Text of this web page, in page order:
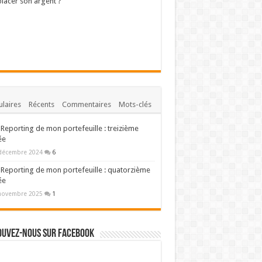
Récents Commentaires Mots-clés
Reporting de mon portefeuille : treizième
2024 6
Reporting de mon portefeuille : quatorzième
2025 1
nous sur Facebook